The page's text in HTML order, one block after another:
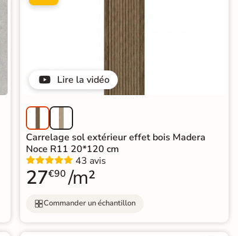
Lire la vidéo
Carrelage sol extérieur effet bois Madera
Noce R11 20*120 cm
43 avis
27€90 /m²
Commander un échantillon